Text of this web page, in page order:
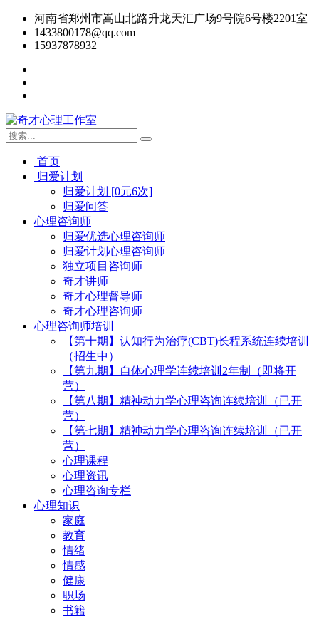
河南省郑州市嵩山北路升龙天汇广场9号院6号楼2201室
1433800178@qq.com
15937878932
首页
归爱计划
归爱计划 [0元6次]
归爱问答
心理咨询师
归爱优选心理咨询师
归爱计划心理咨询师
独立项目咨询师
奇才讲师
奇才心理督导师
奇才心理咨询师
心理咨询师培训
【第十期】认知行为治疗(CBT)长程系统连续培训
（招生中）
【第九期】自体心理学连续培训2年制（即将开
营）
【第八期】精神动力学心理咨询连续培训（已开
营）
【第七期】精神动力学心理咨询连续培训（已开
营）
心理课程
心理资讯
心理咨询专栏
心理知识
家庭
教育
情绪
情感
健康
职场
书籍